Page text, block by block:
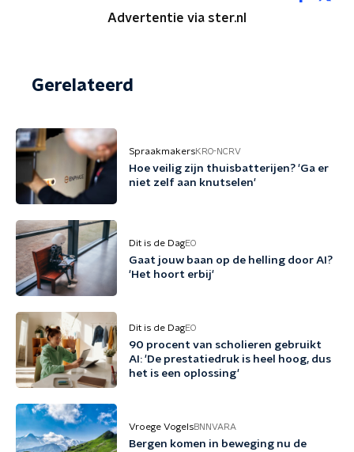
Advertentie via ster.nl
Gerelateerd
SpraakmakersKRO-NCRV
Hoe veilig zijn thuisbatterijen? 'Ga er
niet zelf aan knutselen'
Dit is de DagEO
Gaat jouw baan op de helling door AI?
'Het hoort erbij'
Dit is de DagEO
90 procent van scholieren gebruikt
AI: 'De prestatiedruk is heel hoog, dus
het is een oplossing'
Vroege VogelsBNNVARA
Bergen komen in beweging nu de